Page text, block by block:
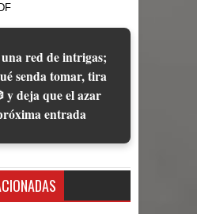
red de intrigas;
senda tomar, tira
y deja que el azar
entrada